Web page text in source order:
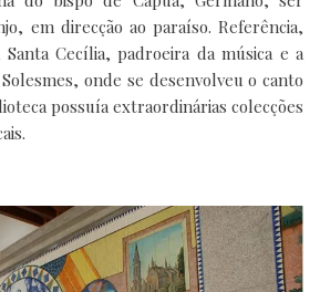
em direcção ao paraíso. Referência,
Cecília, padroeira da música e a
onde se desenvolveu o canto
possuía extraordinárias colecções